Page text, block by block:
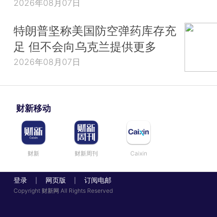
2026年08月07日
特朗普坚称美国防空弹药库存充
足 但不会向乌克兰提供更多
2026年08月07日
财新移动
财新 财新周刊 Caixin
登录 网页版 订阅电邮
Copyright 财新网 All Rights Reserved